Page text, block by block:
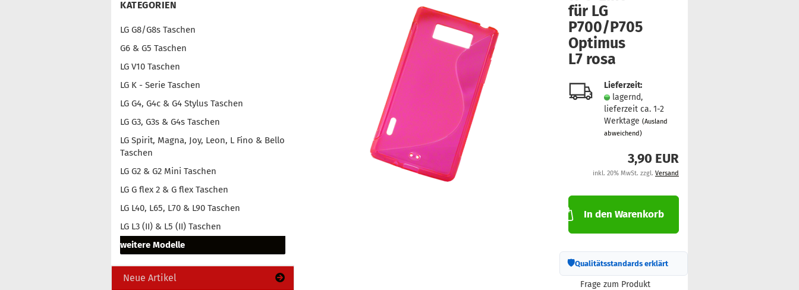
für LG
P700/P705
Op­ti­mus
L7 rosa
Lieferzeit:
lagernd,
lieferzeit ca. 1-2
Werktage(Ausland
abweichend)
3,90 EUR
inkl. 20% MwSt. zzgl. Versand
In den Warenkorb
🛡Qualitätsstandards erklärt
Frage zum Produkt
KATEGORIEN
LG G8/G8s Taschen
G6 & G5 Taschen
LG V10 Taschen
LG K - Serie Taschen
LG G4, G4c & G4 Stylus Taschen
LG G3, G3s & G4s Taschen
LG Spirit, Magna, Joy, Leon, L Fino & Bello
Taschen
LG G2 & G2 Mini Taschen
LG G flex 2 & G flex Taschen
LG L40, L65, L70 & L90 Taschen
LG L3 (II) & L5 (II) Taschen
weitere Modelle
Neue Artikel